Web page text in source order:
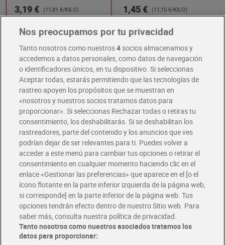
3,19 € (11,81 €/KILO)
Añadir
1,45 € (11,15 €/KILO)
Pringles original 165 g
2,65 € (16,06 €/KILO)
Añadir
Novedad
Patatas fritas gourmet
extraonduladas Dia Snack
Maniac 150 g
Sin gluten
1,49 € (9,93 €/KILO)
Añadir
Nos preocupamos por tu privacidad
Tanto nosotros como nuestros4socios almacenamos y
accedemos a datos personales, como datos de navegación
o identificadores únicos, en tu dispositivo. Si seleccionas
Aceptar todas, estarás permitiendo que las tecnologías de
rastreo apoyen los propósitos que se muestran en
«nosotros y nuestros socios tratamos datos para
proporcionar». Si seleccionas Rechazar todas o retiras tu
consentimiento, los deshabilitarás. Si se deshabilitan los
rastreadores, parte del contenido y los anuncios que ves
podrían dejar de ser relevantes para ti. Puedes volver a
acceder a este menú para cambiar tus opciones o retirar el
consentimiento en cualquier momento haciendo clic en el
enlace «Gestionar las preferencias» que aparece en el [o el
ícono flotante en la parte inferior izquierda de la página web,
si corresponde] en la parte inferior de la página web. Tus
opciones tendrán efecto dentro de nuestro Sitio web. Para
saber más, consulta nuestra política de privacidad.
Tanto nosotros como nuestros asociados tratamos los
datos para proporcionar: